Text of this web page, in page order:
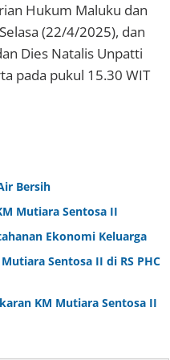
Hukum Maluku dan
(22/4/2025), dan
Dies Natalis Unpatti
pada pukul 15.30 WIT
Bersih
Mutiara Sentosa II
Ekonomi Keluarga
Sentosa II di RS PHC
KM Mutiara Sentosa II